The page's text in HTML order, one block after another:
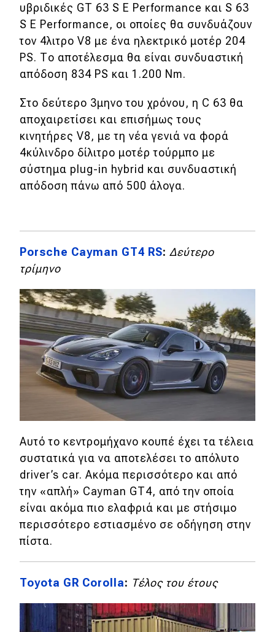
υβριδικές GT 63 S E Performance και S 63
S E Performance, οι οποίες θα συνδυάζουν
τον 4λιτρο V8 με ένα ηλεκτρικό μοτέρ 204
PS. Το αποτέλεσμα θα είναι συνδυαστική
απόδοση 834 PS και 1.200 Νm.
Στο δεύτερο 3μηνο του χρόνου, η C 63 θα
αποχαιρετίσει και επισήμως τους
κινητήρες V8, με τη νέα γενιά να φορά
4κύλινδρο δίλιτρο μοτέρ τούρμπο με
σύστημα plug-in hybrid και συνδυαστική
απόδοση πάνω από 500 άλογα.
Porsche Cayman GT4 RS: Δεύτερο
τρίμηνο
Αυτό το κεντρομήχανο κουπέ έχει τα τέλεια
συστατικά για να αποτελέσει το απόλυτο
driver’s car. Ακόμα περισσότερο και από
την «απλή» Cayman GT4, από την οποία
είναι ακόμα πιο ελαφριά και με στήσιμο
περισσότερο εστιασμένο σε οδήγηση στην
πίστα.
Toyota GR Corolla: Τέλος του έτους